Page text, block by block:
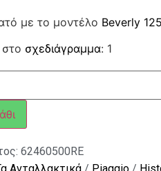
με το μοντέλο Beverly 125
σχεδιάγραμμα: 1
62460500RE